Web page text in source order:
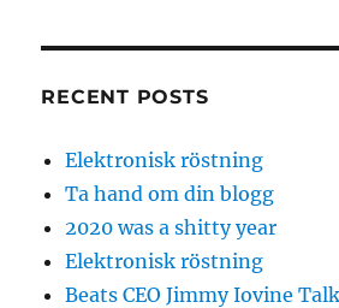
RECENT POSTS
Elektronisk röstning
Ta hand om din blogg
2020 was a shitty year
Elektronisk röstning
Beats CEO Jimmy Iovine